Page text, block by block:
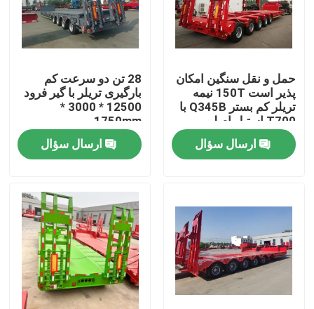
محصولات
فیلم های
حمل و نقل سنگین امکان
پذیر است 150T نیمه
تریلر کم بستر Q345B با
T700 استیل اصلی
ارسال سؤال
28 تن دو سرعت کم
بارگیری تریلر با گیر فرود
12500 * 3000 *
1750mm
ارسال سؤال